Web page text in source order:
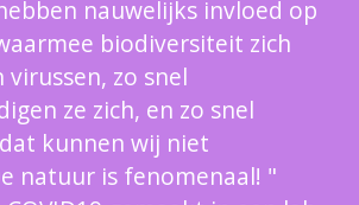
nauwelijks invloed op
biodiversiteit zich
zo snel
ze zich, en zo snel
kunnen wij niet
natuur is fenomenaal! "